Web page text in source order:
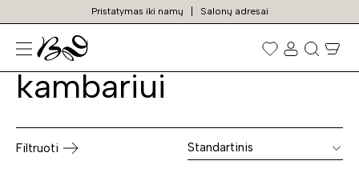
Pristatymas iki namų Salonų adresai
Prekių
paieška
Lentynos vaiko
kambariui
Filtruoti Standartinis